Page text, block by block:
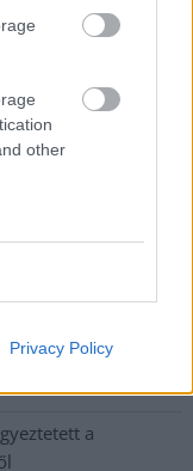
other
Privacy Policy
részlegesen
vasútvonalon,
képest,
habos isler?
június a
a